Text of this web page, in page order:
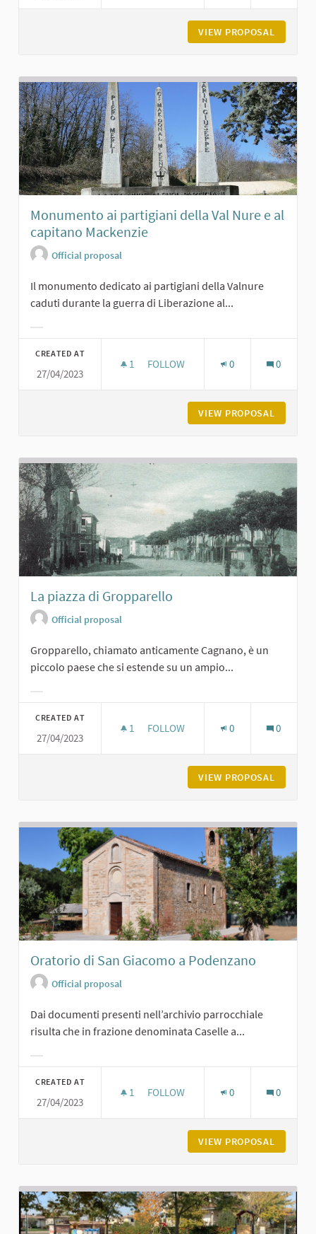
VIEW PROPOSAL
Monumento ai partigiani della Val Nure e al
capitano Mackenzie
Official proposal
Il monumento dedicato ai partigiani della Valnure
caduti durante la guerra di Liberazione al...
CREATED AT
27/04/2023
1 1 FOLLOWER
FOLLOW 0 0
VIEW PROPOSAL
La piazza di Gropparello
Official proposal
Gropparello, chiamato anticamente Cagnano, è un
piccolo paese che si estende su un ampio...
CREATED AT
27/04/2023
1 1 FOLLOWER
FOLLOW 0 0
VIEW PROPOSAL
Oratorio di San Giacomo a Podenzano
Official proposal
Dai documenti presenti nell’archivio parrocchiale
risulta che in frazione denominata Caselle a...
CREATED AT
27/04/2023
1 1 FOLLOWER
FOLLOW 0 0
VIEW PROPOSAL